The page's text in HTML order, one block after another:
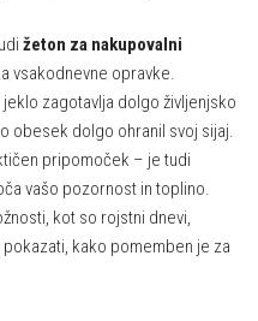
žeton za nakupovalni
vsakodnevne opravke.
jeklo zagotavlja dolgo življenjsko
obesek dolgo ohranil svoj sijaj.
pripomoček – je tudi
vašo pozornost in toplino.
kot so rojstni dnevi,
kako pomemben je za